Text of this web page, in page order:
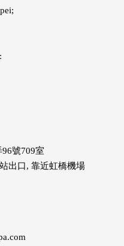
號709室
出口, 靠近虹橋機場